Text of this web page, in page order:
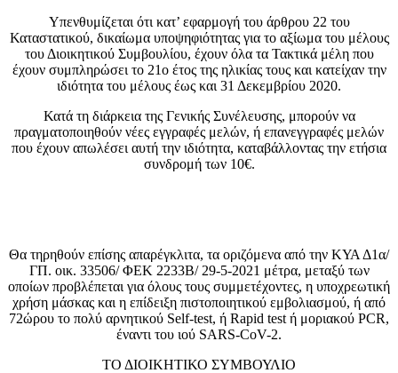
Υπενθυμίζεται ότι κατ’ εφαρμογή του άρθρου 22 του
Καταστατικού, δικαίωμα υποψηφιότητας για το αξίωμα του μέλους
του Διοικητικού Συμβουλίου, έχουν όλα τα Τακτικά μέλη που
έχουν συμπληρώσει το 21ο έτος της ηλικίας τους και κατείχαν την
ιδιότητα του μέλους έως και 31 Δεκεμβρίου 2020.
Κατά τη διάρκεια της Γενικής Συνέλευσης, μπορούν να
πραγματοποιηθούν νέες εγγραφές μελών, ή επανεγγραφές μελών
που έχουν απωλέσει αυτή την ιδιότητα, καταβάλλοντας την ετήσια
συνδρομή των 10€.
Θα τηρηθούν επίσης απαρέγκλιτα, τα οριζόμενα από την ΚΥΑ Δ1α/
ΓΠ. οικ. 33506/ ΦΕΚ 2233Β/ 29-5-2021 μέτρα, μεταξύ των
οποίων προβλέπεται για όλους τους συμμετέχοντες, η υποχρεωτική
χρήση μάσκας και η επίδειξη πιστοποιητικού εμβολιασμού, ή από
72ώρου το πολύ αρνητικού Self-test, ή Rapid test ή μοριακού PCR,
έναντι του ιού SARS-CoV-2.
ΤΟ ΔΙΟΙΚΗΤΙΚΟ ΣΥΜΒΟΥΛΙO